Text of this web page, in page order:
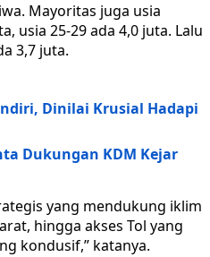
Mayoritas juga usia
usia 25-29 ada 4,0 juta. Lalu
3,7 juta.
Dinilai Krusial Hadapi
Dukungan KDM Kejar
yang mendukung iklim
hingga akses Tol yang
kondusif,” katanya.